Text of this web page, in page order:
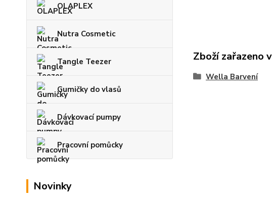
OLAPLEX
Nutra Cosmetic
Tangle Teezer
Gumičky do vlasů
Dávkovací pumpy
Pracovní pomůcky
Novinky
Zboží zařazeno
Wella Barvení